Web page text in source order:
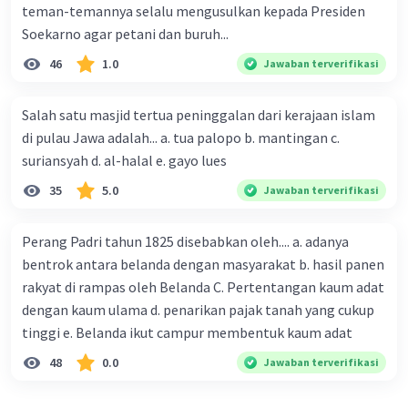
imigrasi, politik, dan sosial budaya.
General Agreement on Tariffs and Trade ini hanya
berfokus pada pendistribusian barang dan kurang
anggota rezim tersebut menginginkan adanya
perubahan dalam rezim tersebut. Sehingga pada
Januari 1995 GATT atau General Agreement on Tariffs
and Trade secara resmi berubah menjadi WTO atau
World Trade Organization yang dihasilkan melalui
negosiasi multirateral dalamUruguay Round tahun 1986
ini diharapkan mampu memperlancar arus perdagangan
bebas seperti yang diharapkan oleh para negara
anggota rezim tersebut.
Dengan demikian perubahan nama Masyarakat Eropa
menjadi Uni Eropa merupakan implikasi dari terjadinya
peningkatan jangkauan kerjasama, dari kerjasama
ekonomi ke bidang-bidang politik luar negeri.pada
teman-temannya selalu mengusulkan kepada Presiden
Soekarno agar petani dan buruh...
46 1.0 Jawaban terverifikasi
Salah satu masjid tertua peninggalan dari kerajaan islam
di pulau Jawa adalah... a. tua palopo b. mantingan c.
suriansyah d. al-halal e. gayo lues
35 5.0 Jawaban terverifikasi
Perang Padri tahun 1825 disebabkan oleh.... a. adanya
bentrok antara belanda dengan masyarakat b. hasil panen
rakyat di rampas oleh Belanda C. Pertentangan kaum adat
dengan kaum ulama d. penarikan pajak tanah yang cukup
tinggi e. Belanda ikut campur membentuk kaum adat
48 0.0 Jawaban terverifikasi